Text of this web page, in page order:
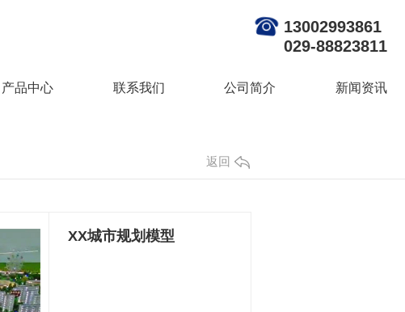
13002993861
029-88823811
产品中心 联系我们 公司简介 新闻资讯
返回
XX城市规划模型